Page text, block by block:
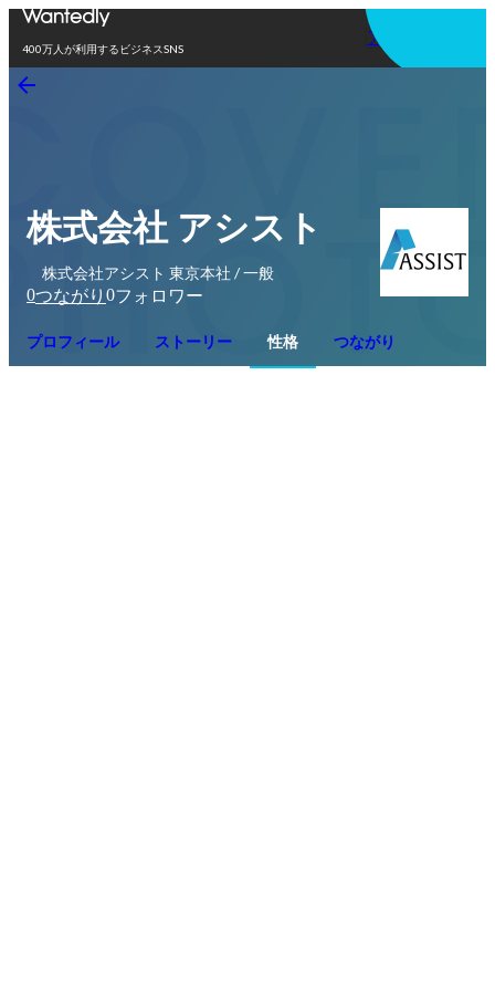
400万人が利用するビジネスSNS
アプリを使う
株式会社 アシスト
株式会社アシスト 東京本社 / 一般
0つながり 0フォロワー
プロフィール ストーリー 性格 つながり